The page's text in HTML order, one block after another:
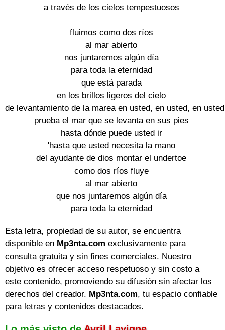
a través de los cielos tempestuosos
fluimos como dos ríos
al mar abierto
nos juntaremos algún día
para toda la eternidad
que está parada
en los brillos ligeros del cielo
de levantamiento de la marea en usted, en usted, en usted
prueba el mar que se levanta en sus pies
hasta dónde puede usted ir
'hasta que usted necesita la mano
del ayudante de dios montar el undertoe
como dos ríos fluye
al mar abierto
que nos juntaremos algún día
para toda la eternidad
Esta letra, propiedad de su autor, se encuentra
disponible en Mp3nta.com exclusivamente para
consulta gratuita y sin fines comerciales. Nuestro
objetivo es ofrecer acceso respetuoso y sin costo a
este contenido, promoviendo su difusión sin afectar los
derechos del creador. Mp3nta.com, tu espacio confiable
para letras y contenidos destacados.